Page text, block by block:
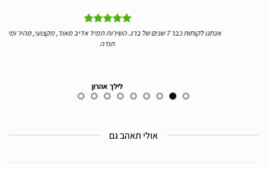
אנחנו לקוחות כבר 7 שנים של ברג. השירות תמיד אדיב מאוד, מקצועי, מהיר ומעולה.
לילך אהרון
אולי תאהב גם